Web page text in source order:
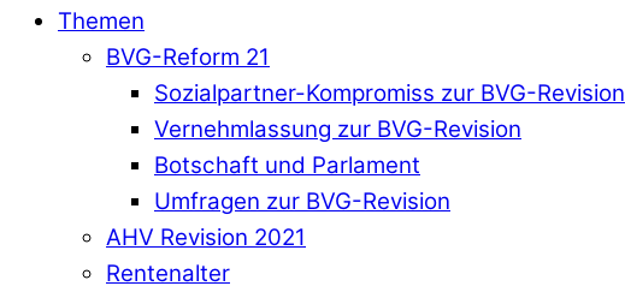
Themen
BVG-Reform 21
Sozialpartner-Kompromiss zur BVG-Revision
Vernehmlassung zur BVG-Revision
Botschaft und Parlament
Umfragen zur BVG-Revision
AHV Revision 2021
Rentenalter